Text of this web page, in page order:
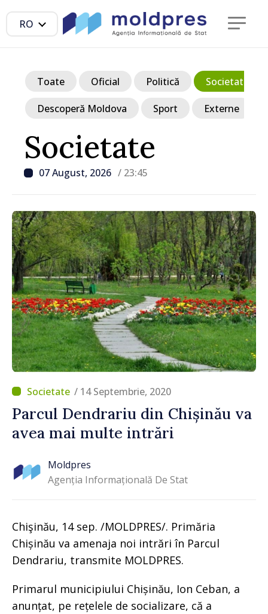
RO
Societate
07 August, 2026 / 23:45
Toate Oficial Politică Societate
Descoperă Moldova Sport Externe
/ 14 Septembrie, 2020
Parcul Dendrariu din Chișinău va
avea mai multe intrări
Moldpres
Agenția Informațională De Stat
Chişinău, 14 sep. /MOLDPRES/. Primăria
Chișinău va amenaja noi intrări în Parcul
Dendrariu, transmite MOLDPRES.
Primarul municipiului Chișinău, Ion Ceban, a
anunțat, pe rețelele de socializare, că a